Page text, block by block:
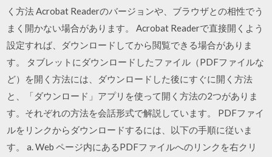
く方法 Acrobat Readerのバージョンや、ブラウザとの相性でう
まく開かない場合があります。 Acrobat Readerで直接開くよう
設定すれば、ダウンロードしてから閲覧できる場合がありま
す。 タブレットにダウンロードしたファイル（PDFファイルな
ど）を開く方法には、ダウンロードした後にすぐに開く方法
と、「ダウンロード」アプリを使って開く方法の2つがありま
す。それぞれの方法を会話形式で解説しています。 PDFファイ
ルをリンクからダウンロードするには、以下の手順に従いま
す。 a. Web ページ内にあるPDFファイルへのリンクを右クリ